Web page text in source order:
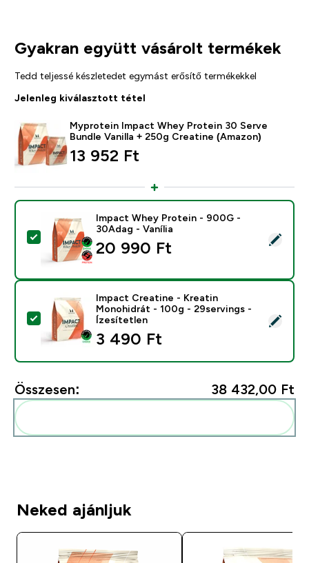
Gyakran együtt vásárolt termékek
Tedd teljessé készletedet egymást erősítő termékekkel
Jelenleg kiválasztott tétel
Myprotein Impact Whey Protein 30 Serve
Bundle Vanilla + 250g Creatine (Amazon)
13 952 Ft‎
Termék kiválasztása - Impact Whey Protein - 900G -
Impact Whey Protein - 900G -
30Adag - Vanília
20 990 Ft‎
Termék kiválasztása - Impact Creatine - Kreatin
Impact Creatine - Kreatin
Monohidrát - 100g - 29servings -
Ízesítetlen
3 490 Ft‎
Összesen: 38 432,00 Ft‎
Neked ajánljuk